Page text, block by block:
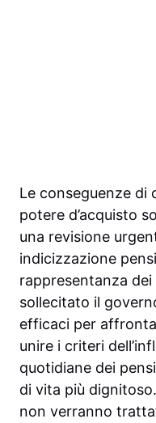
Le conseguenze di
potere d’acquisto
una revisione
indicizzazione
rappresentanza
sollecitato il
efficaci per
unire i criteri
quotidiane dei
di vita più
non verranno